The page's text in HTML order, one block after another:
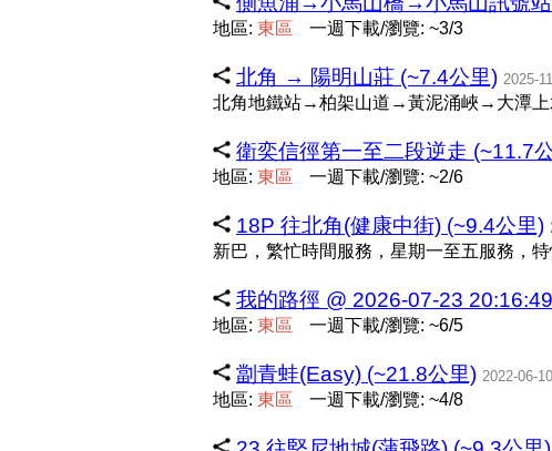
地區: 東區 一週下載/瀏覽: ~3/3
北角 → 陽明山莊 (~7.4公里) 2025-
北角地鐵站→柏架山道→黃泥涌峽→大潭
衛奕信徑第一至二段逆走 (~11.7
地區: 東區 一週下載/瀏覽: ~2/6
18P 往北角(健康中街) (~9.4公里)
新巴，繁忙時間服務，星期一至五服務，
我的路徑 @ 2026-07-23
地區: 東區 一週下載/瀏覽: ~6/5
劏青蛙(Easy) (~21.8公里) 2022-06-10
地區: 東區 一週下載/瀏覽: ~4/8